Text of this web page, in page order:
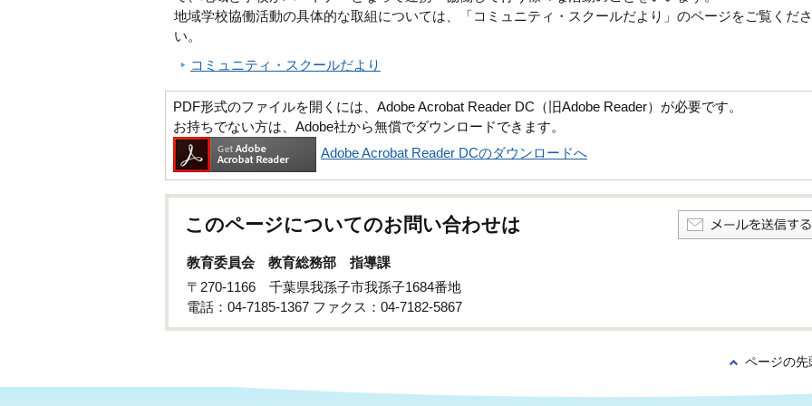
地域学校協働活動の具体的な取組については、「コミュニティ・スクールだより」のページをご覧くださ
い。
コミュニティ・スクールだより
PDF形式のファイルを開くには、Adobe Acrobat Reader DC（旧Adobe Reader）が必要です。
お持ちでない方は、Adobe社から無償でダウンロードできます。
Adobe Acrobat Reader DCのダウンロードへ
このページについてのお問い合わせは
教育委員会 教育総務部 指導課
〒270-1166 千葉県我孫子市我孫子1684番地
電話：04-7185-1367 ファクス：04-7182-5867
ページの先